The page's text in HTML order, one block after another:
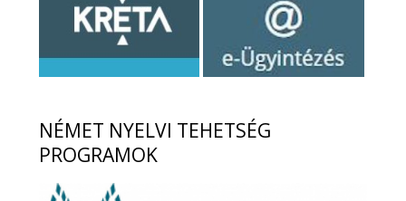
NÉMET NYELVI TEHETSÉG
PROGRAMOK